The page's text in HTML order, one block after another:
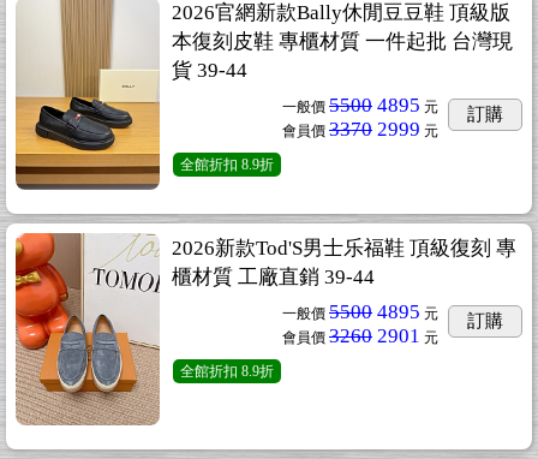
2026官網新款Bally休閒豆豆鞋 頂級版
本復刻皮鞋 專櫃材質 一件起批 台灣現
貨 39-44
一般價 5500 4895 元
會員價 3370 2999 元
訂購
全館折扣 8.9折
2026新款Tod'S男士乐福鞋 頂級復刻 專
櫃材質 工廠直銷 39-44
一般價 5500 4895 元
會員價 3260 2901 元
訂購
全館折扣 8.9折